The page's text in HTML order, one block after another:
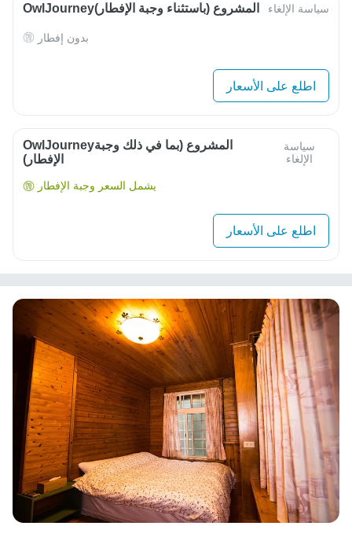
OwlJourneyالمشروع (باستثناء وجبة الإفطار) سياسة الإلغاء
بدون إفطار
اطلع على الأسعار
OwlJourneyالمشروع (بما في ذلك وجبة
الإفطار)
سياسة
الإلغاء
يشمل السعر وجبة الإفطار
اطلع على الأسعار